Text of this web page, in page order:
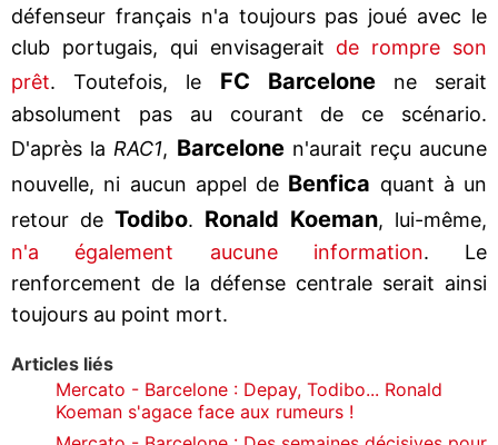
défenseur français n'a toujours pas joué avec le
club portugais, qui envisagerait de rompre son
prêt. Toutefois, le FC Barcelonene serait
absolument pas au courant de ce scénario.
D'après la RAC1, Barcelonen'aurait reçu aucune
nouvelle, ni aucun appel de Benfica quant à un
retour de Todibo. Ronald Koeman, lui-même,
n'a également aucune information. Le
renforcement de la défense centrale serait ainsi
toujours au point mort.
Articles liés
Mercato - Barcelone : Depay, Todibo... Ronald
Koeman s'agace face aux rumeurs !